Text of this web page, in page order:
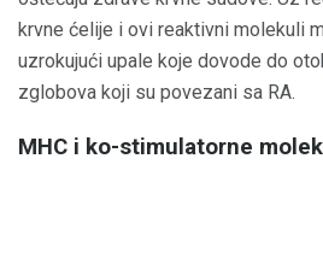
krvne ćelije i ovi reaktivni molekuli
uzrokujući upale koje dovode do
zglobova koji su povezani sa RA.
MHC i ko-stimulatorne